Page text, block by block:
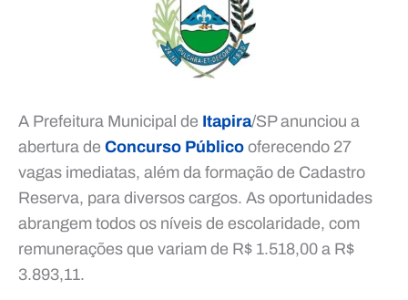
A Prefeitura Municipal de Itapira/SP anunciou a
abertura de Concurso Público oferecendo 27
vagas imediatas, além da formação de Cadastro
Reserva, para diversos cargos. As oportunidades
abrangem todos os níveis de escolaridade, com
remunerações que variam de R$ 1.518,00 a R$
3.893,11.